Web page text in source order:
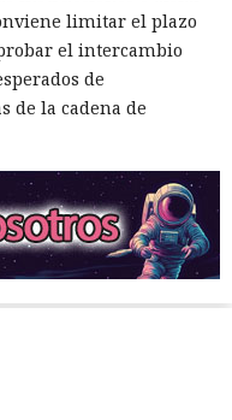
limitar el plazo
el intercambio
de
de la cadena de